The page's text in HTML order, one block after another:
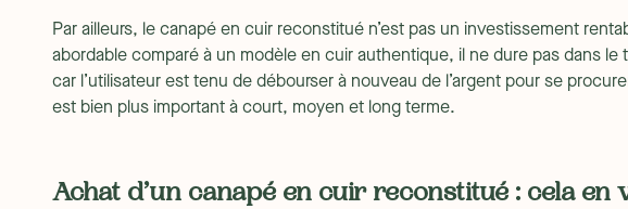
Par ailleurs, le canapé en cuir reconstitué n’est pas un investissement
abordable comparé à un modèle en cuir authentique, il ne dure pas dans le
car l’utilisateur est tenu de débourser à nouveau de l’argent pour se
est bien plus important à court, moyen et long terme.
Achat d’un canapé en cuir reconstitué : cela en